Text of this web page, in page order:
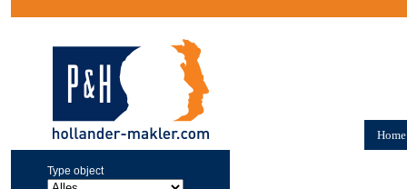
Home
Type object